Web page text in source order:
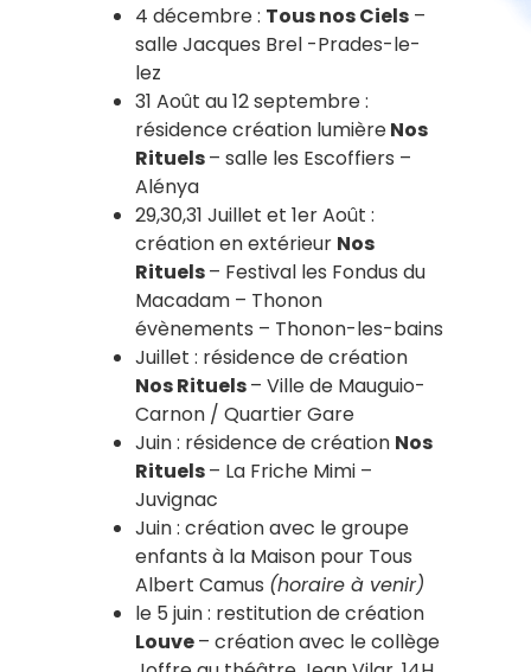
4 décembre : Tous nos Ciels –
salle Jacques Brel -Prades-le-
lez
31 Août au 12 septembre :
résidence création lumièreNos
Rituels– salle les Escoffiers –
Alénya
29,30,31 Juillet et 1er Août :
création en extérieur Nos
Rituels– Festival les Fondus du
Macadam – Thonon
évènements – Thonon-les-bains
Juillet : résidence de création
Nos Rituels– Ville de Mauguio-
Carnon / Quartier Gare
Juin : résidence de création Nos
Rituels– La Friche Mimi –
Juvignac
Juin : création avec le groupe
enfants à la Maison pour Tous
Albert Camus (horaire à venir)
le 5 juin : restitution de création
Louve– création avec le collège